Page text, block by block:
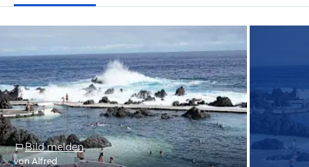
Bild melden
von Alfred